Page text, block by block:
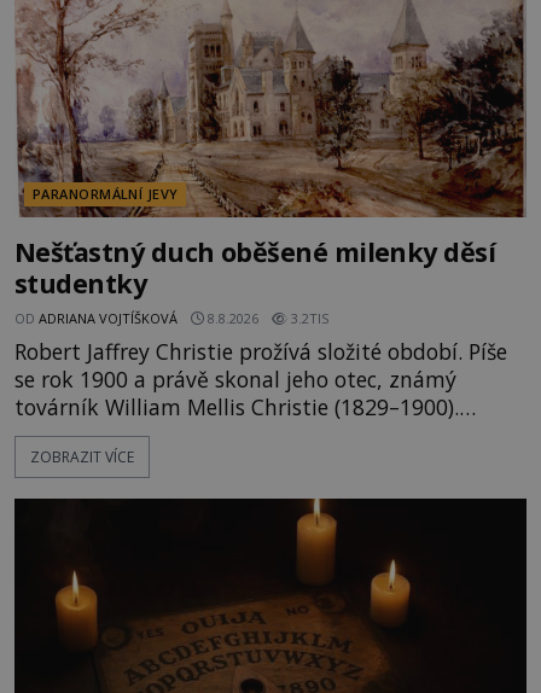
PARANORMÁLNÍ JEVY
Nešťastný duch oběšené milenky děsí
studentky
OD ADRIANA VOJTÍŠKOVÁ 8.8.2026 3.2TIS
Robert Jaffrey Christie prožívá složité období. Píše
se rok 1900 a právě skonal jeho otec, známý
továrník William Mellis Christie (1829–1900).
Smutná událost je ale doprovázena ohromným
dědictvím... Robertu připadne rodinné sídlo v
ta, na niž přijde Robert, by jen tak někoho
ZOBRAZIT VÍCE